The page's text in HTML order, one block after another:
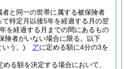
者と同一の世帯に属する被保険者
特定月以後5年を経過する月の翌
を経過する月までの間にあるもの
険者がいない場合に限る。以下
いう。)
アに定める額に4分の3を
める額を決定する場合において、